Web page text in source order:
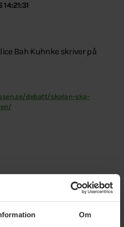
Om
Bah Kuhnke skriver på
debatt/skolan-ska-
nyheter